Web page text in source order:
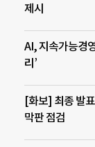
제시
AI, 지속가능경
리’
[화보] 최종 발
막판 점검